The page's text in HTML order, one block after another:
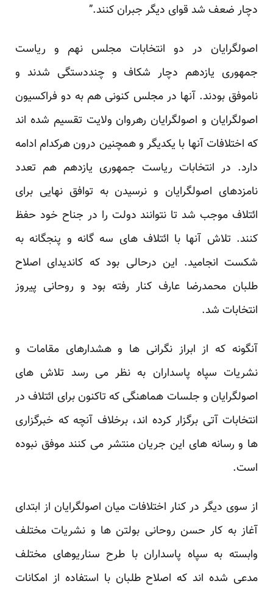
دچار ضعف شد قوای دیگر جبران کنند.”
اصولگرایان در دو انتخابات مجلس نهم و ریاست
جمهوری یازدهم دچار شکاف و چنددستگی شدند و
ناموفق بودند. آنها در مجلس کنونی هم به دو فراکسیون
اصولگرایان و اصولگرایان رهروان ولایت تقسیم شده اند
که اختلافات آنها با یکدیگر و همچنین درون هرکدام ادامه
دارد. در انتخابات ریاست جمهوری یازدهم هم تعدد
نامزدهای اصولگرایان و نرسیدن به توافق نهایی برای
ائتلاف موجب شد تا نتوانند دولت را در جناح خود حفظ
کنند. تلاش آنها با ائتلاف های سه گانه و پنجگانه به
شکست انجامید. این درحالی بود که کاندیدای اصلاح
طلبان محمدرضا عارف کنار رفته بود و روحانی پیروز
انتخابات شد.
آنگونه که از ابراز نگرانی ها و هشدارهای مقامات و
نشریات سپاه پاسداران به نظر می رسد تلاش های
اصولگرایان و جلسات هماهنگی که تاکنون برای ائتلاف در
انتخابات آتی برگزار کرده اند، برخلاف آنچه که خبرگزاری
ها و رسانه های این جریان منتشر می کنند موفق نبوده
است.
از سوی دیگر در کنار اختلافات میان اصولگرایان از ابتدای
آغاز به کار حسن روحانی بولتن ها و نشریات مختلف
وابسته به سپاه پاسداران با طرح سناریوهای مختلف
مدعی شده اند که اصلاح طلبان با استفاده از امکانات